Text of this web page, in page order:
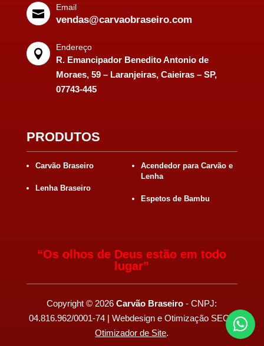

Email
vendas@carvaobraseiro.com

Endereço
R. Emancipador Benedito Antonio de
Moraes, 59 – Laranjeiras, Caieiras – SP,
07743-445
PRODUTOS
Carvão Braseiro
Lenha Braseiro
Acendedor para Carvão e
Lenha
Espetos de Bambu
“Os olhos de Deus estão em todo
lugar”
Copyright© 2026Carvão Braseiro - CNPJ:
04.816.962/0001-74 | Webdesign e Otimização SEO -
Otimizador de Site.
